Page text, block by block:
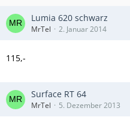
Lumia 620 schwarz
MrTel 2. Januar 2014
115,-
Surface RT 64
MrTel 5. Dezember 2013